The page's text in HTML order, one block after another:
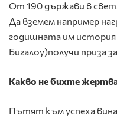
От 190 държави в
Да вземем например
годишната им
Бигалоу)получи приза
Какво не бихте
Пътят към успеха